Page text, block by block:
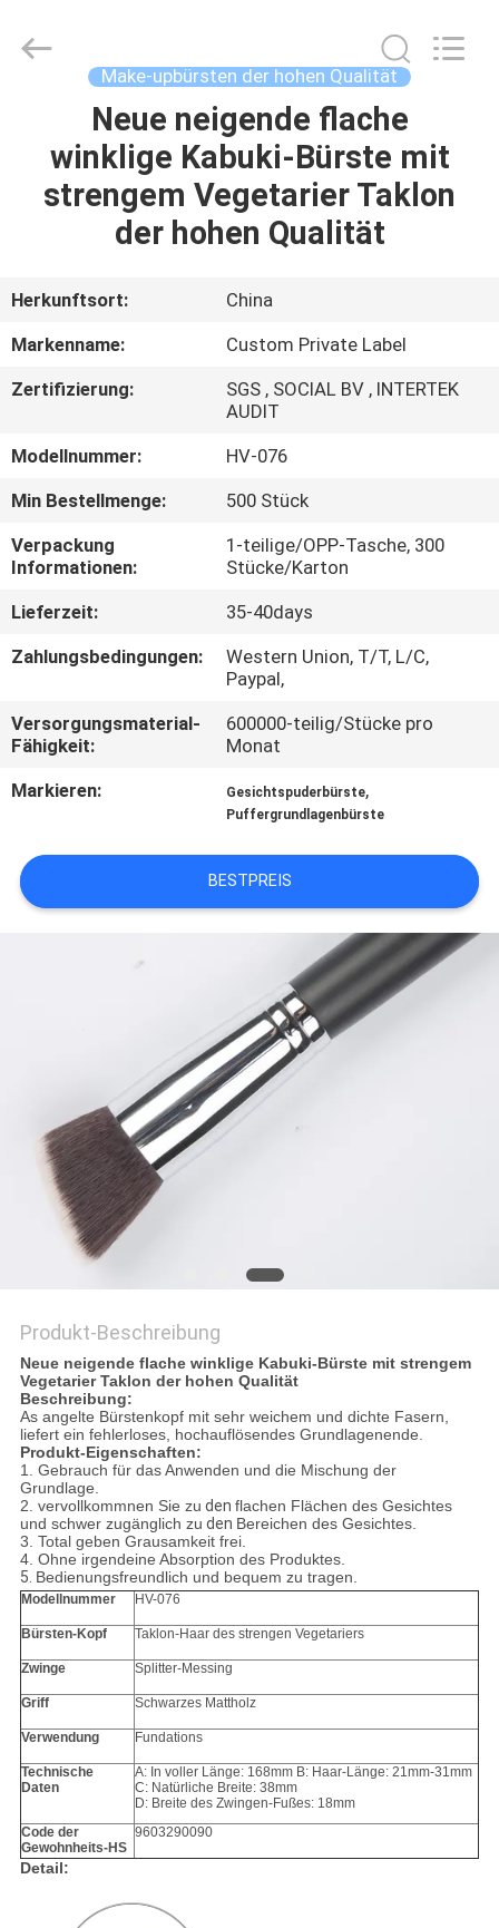
PRODUKTE
UNS
AUSFLUG
SITEMAP
PRIVACY
POLICY
Make-upbürsten der hohen Qualität
Neue neigende flache
winklige Kabuki-Bürste mit
strengem Vegetarier Taklon
der hohen Qualität
Herkunftsort:
China
Markenname:
Custom Private Label
Zertifizierung:
SGS , SOCIAL BV , INTERTEK
AUDIT
Modellnummer:
HV-076
Min Bestellmenge:
500 Stück
Verpackung
Informationen:
1-teilige/OPP-Tasche, 300
Stücke/Karton
Lieferzeit:
35-40days
Zahlungsbedingungen:
Western Union, T/T, L/C,
Paypal,
Versorgungsmaterial-
Fähigkeit:
600000-teilig/Stücke pro
Monat
Markieren:
Gesichtspuderbürste,
Puffergrundlagenbürste
BESTPREIS
Produkt-Beschreibung
Neue neigende flache winklige Kabuki-Bürste mit strengem
Vegetarier Taklon der hohen Qualität
Beschreibung:
As angelte Bürstenkopf mit sehr weichem und dichte Fasern,
liefert ein fehlerloses, hochauflösendes Grundlagenende.
Produkt-Eigenschaften:
1. Gebrauch fürdas Anwenden und die Mischung der
Grundlage.
2. vervollkommnen Sie zu den flachen Flächen des Gesichtes
und schwer zugänglich zu den Bereichen des Gesichtes.
3. Total geben Grausamkeit frei.
4. Ohne irgendeine Absorption des Produktes.
5. Bedienungsfreundlich und bequem zu tragen.
Modellnummer HV-076
Bürsten-Kopf Taklon-Haar des strengen Vegetariers
Zwinge Splitter-Messing
Griff Schwarzes Mattholz
Verwendung Fundations
Technische
Daten
A: In voller Länge: 168mm B: Haar-Länge: 21mm-31mm
C: Natürliche Breite: 38mm
D: Breite des Zwingen-Fußes: 18mm
Code der
Gewohnheits-HS
9603290090
Detail: